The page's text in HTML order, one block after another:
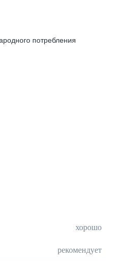
потребления
хорошо
рекомендует